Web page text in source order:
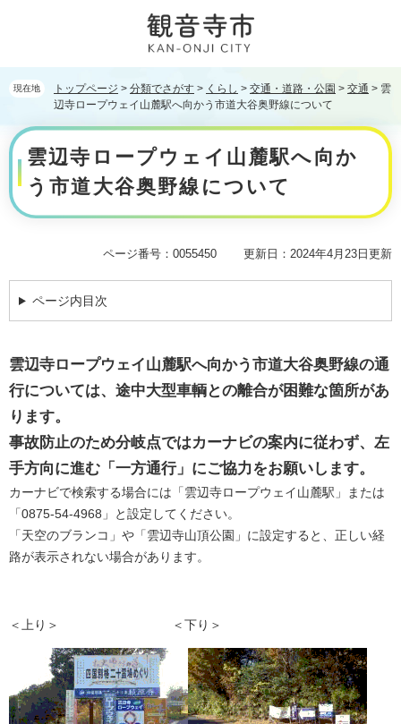
す。
し
文
現在地 トップページ > 分類でさがす > くらし > 交通・道路・公園 > 交通 > 雲
辺寺ロープウェイ山麓駅へ向かう市道大谷奥野線について
本
文
雲辺寺ロープウェイ山麓駅へ向か
う市道大谷奥野線について
ページ番号：0055450 更新日：2024年4月23日更新
ページ内目次
雲辺寺ロープウェイ山麓駅へ向かう市道大谷奥野線の通
行については、途中大型車輌との離合が困難な箇所があ
ります。
事故防止のため分岐点ではカーナビの案内に従わず、左
手方向に進む「一方通行」にご協力をお願いします。
カーナビで検索する場合には「雲辺寺ロープウェイ山麓駅」または
「0875-54-4968」と設定してください。
「天空のブランコ」や「雲辺寺山頂公園」に設定すると、正しい経
路が表示されない場合があります。
＜上り＞ ＜下り＞